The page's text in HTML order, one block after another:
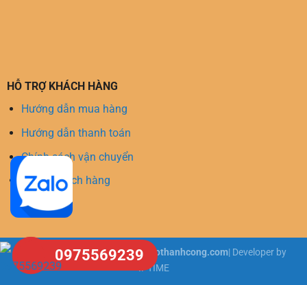
HỖ TRỢ KHÁCH HÀNG
Hướng dẫn mua hàng
Hướng dẫn thanh toán
Chính sách vận chuyển
Hỗ trợ khách hàng
Copyright 2026 ©tongkhosangothanhcong.com| Developer by
IPTIME
0975569239